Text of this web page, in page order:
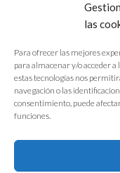
las
Para ofrecer las mejores
para almacenar y/o acceder
estas tecnologías nos
navegación o las
consentimiento, puede
funciones.